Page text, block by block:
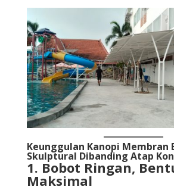
Keunggulan Kanopi Membran
Skulptural Dibanding Atap
1. Bobot Ringan,
Maksimal